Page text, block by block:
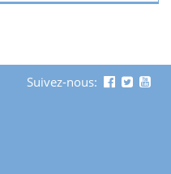
Suivez-nous: